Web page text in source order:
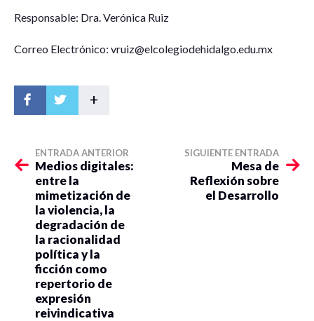
Responsable: Dra. Verónica Ruiz
Correo Electrónico: vruiz@elcolegiodehidalgo.edu.mx
+
ENTRADA ANTERIOR
Medios digitales:
entre la
mimetización de
la violencia, la
degradación de
la racionalidad
política y la
ficción como
repertorio de
expresión
reivindicativa
SIGUIENTE ENTRADA
Mesa de
Reflexión sobre
el Desarrollo